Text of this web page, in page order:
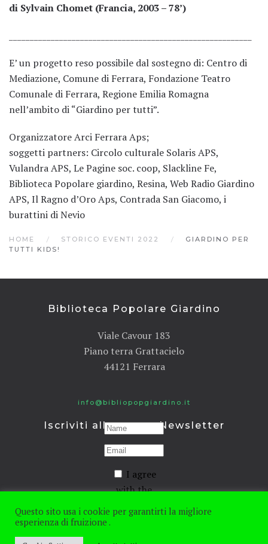
di Sylvain Chomet (Francia, 2003 – 78’)
E’ un progetto reso possibile dal sostegno di: Centro di
Mediazione, Comune di Ferrara, Fondazione Teatro
Comunale di Ferrara, Regione Emilia Romagna
nell’ambito di “Giardino per tutti”.
Organizzatore Arci Ferrara Aps;
soggetti partners: Circolo culturale Solaris APS,
Vulandra APS, Le Pagine soc. coop, Slackline Fe,
Biblioteca Popolare giardino, Resina, Web Radio Giardino
APS, Il Ragno d’Oro Aps, Contrada San Giacomo, i
burattini di Nevio
HOME STORICO EVENTI 2022
GIARDINO PER
TUTTI KIDS!
Biblioteca Popolare Giardino
Viale Cavour 183
Piano terra Grattacielo
44121 Ferrara
info@bibliopopgiardino.it
Iscriviti alla nostra Newsletter
I agree
with the
policy
Questo sito usa i cookie per garantirti la migliore
esperienza di fruizione .